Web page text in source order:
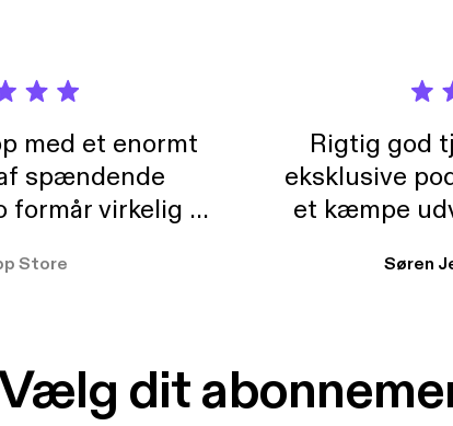
med et enormt
spændende
formår virkelig at
At der så også
Store
Rigtig god
eksklusive
et kæmpe
ikke andet
Søren
dit